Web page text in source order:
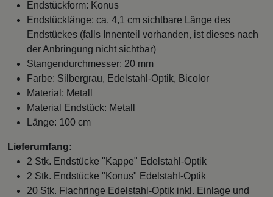
Endstückform: Konus
Endstücklänge: ca. 4,1 cm sichtbare Länge des
Endstückes (falls Innenteil vorhanden, ist dieses nach
der Anbringung nicht sichtbar)
Stangendurchmesser: 20 mm
Farbe: Silbergrau, Edelstahl-Optik, Bicolor
Material: Metall
Material Endstück: Metall
Länge: 100 cm
Lieferumfang:
2 Stk. Endstücke "Kappe" Edelstahl-Optik
2 Stk. Endstücke "Konus" Edelstahl-Optik
20 Stk. Flachringe Edelstahl-Optik inkl. Einlage und